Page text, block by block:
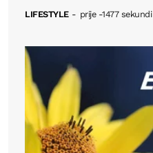
LIFESTYLE - prije -1477 sekundi